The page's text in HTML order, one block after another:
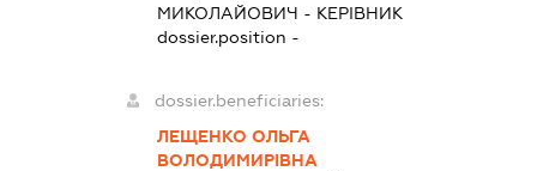
МИКОЛАЙОВИЧ - КЕРІВНИК
dossier.position -
dossier.beneficiaries:
ЛЕЩЕНКО ОЛЬГА
ВОЛОДИМИРІВНА